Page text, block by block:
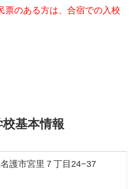
票のある方は、合宿での入校
基本情報
護市宮里７丁目24−37